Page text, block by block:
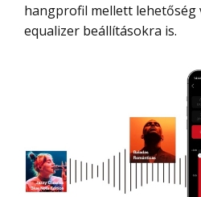
hangprofil mellett lehetőség
equalizer beállításokra is.